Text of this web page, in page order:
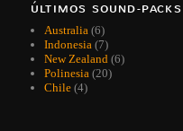
ÚLTIMOS SOUND-PACKS
Australia (6)
Indonesia (7)
New Zealand (6)
Polinesia (20)
Chile (4)